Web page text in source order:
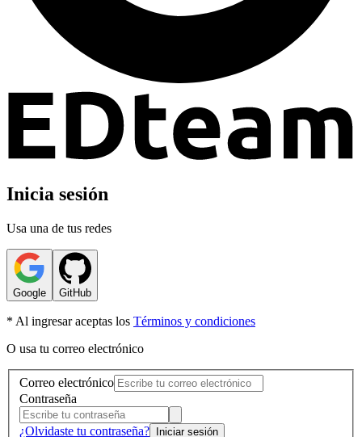
Inicia sesión
Usa una de tus redes
Google GitHub
* Al ingresar aceptas los Términos y condiciones
O usa tu correo electrónico
Correo electrónico
Contraseña
¿Olvidaste tu contraseña? Iniciar sesión